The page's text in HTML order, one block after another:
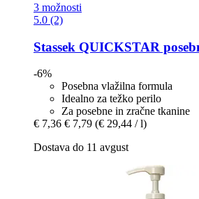
3 možnosti
5.0 (2)
Stassek QUICKSTAR
-6%
Posebna vlažilna formula
Idealno za težko perilo
Za posebne in zračne tkanine
€ 7,36 € 7,79 (€ 29,44 / l)
Dostava do 11 avgust